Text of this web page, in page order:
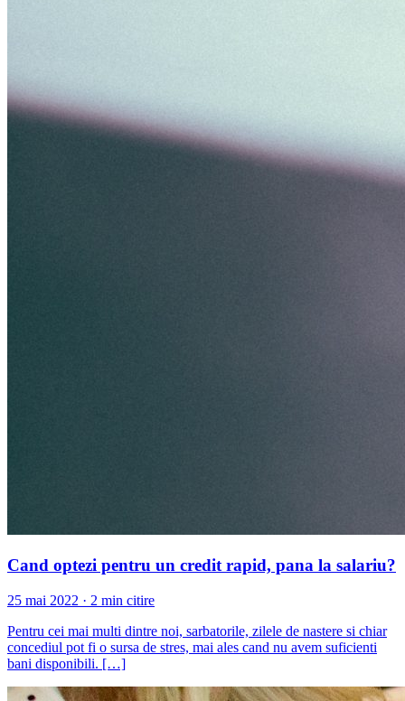
Cand optezi pentru un credit rapid, pana la salariu?
25 mai 2022 · 2 min citire
Pentru cei mai multi dintre noi, sarbatorile, zilele de nastere si chiar
concediul pot fi o sursa de stres, mai ales cand nu avem suficienti
bani disponibili. […]